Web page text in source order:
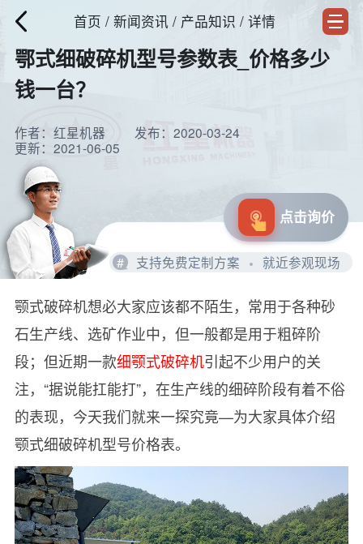
首页 / 新闻资讯 / 产品知识 / 详情
鄂式细破碎机型号参数表_价格多少
钱一台？
作者：红星机器
发布：2020-03-24
更新：2021-06-05
点击询价
# 支持免费定制方案 就近参观现场
颚式破碎机想必大家应该都不陌生，常用于各种砂
石生产线、选矿作业中，但一般都是用于粗碎阶
段；但近期一款细颚式破碎机引起不少用户的关
注，“据说能扛能打”，在生产线的细碎阶段有着不俗
的表现，今天我们就来一探究竟—为大家具体介绍
颚式细破碎机型号价格表。